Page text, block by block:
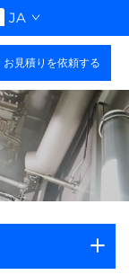
JA
お見積りを依頼する